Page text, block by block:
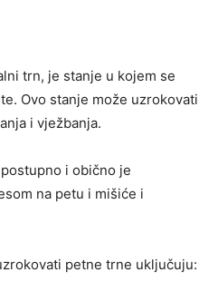
trn, je stanje u kojem se
Ovo stanje može uzrokovati
i vježbanja.
i obično je
na petu i mišiće i
petne trne uključuju: